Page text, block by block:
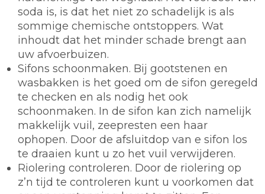
soda is, is dat het niet zo schadelijk is als
sommige chemische ontstoppers. Wat
inhoudt dat het minder schade brengt aan
uw afvoerbuizen.
Sifons schoonmaken. Bij gootstenen en
wasbakken is het goed om de sifon geregeld
te checken en als nodig het ook
schoonmaken. In de sifon kan zich namelijk
makkelijk vuil, zeepresten een haar
ophopen. Door de afsluitdop van e sifon los
te draaien kunt u zo het vuil verwijderen.
Riolering controleren. Door de riolering op
z’n tijd te controleren kunt u voorkomen dat